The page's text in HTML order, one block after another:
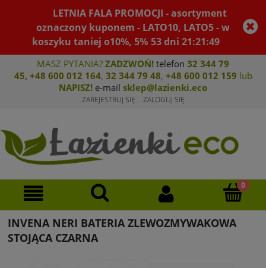
LETNIA FALA PROMOCJI - asortyment
oznaczony kuponem - LATO10, LATO5 - w
koszyku taniej o10%, 5% 53dni21:21:49
MASZ PYTANIA? ZADZWOŃ! telefon 32 344 79
45, +48 600 012 164, 32 344 79 48, +48 600 012 159 lub
NAPISZ! e-mail sklep@lazienki.eco
ZAREJESTRUJ SIĘ ZALOGUJ SIĘ
INVENA NERI BATERIA ZLEWOZMYWAKOWA
STOJĄCA CZARNA